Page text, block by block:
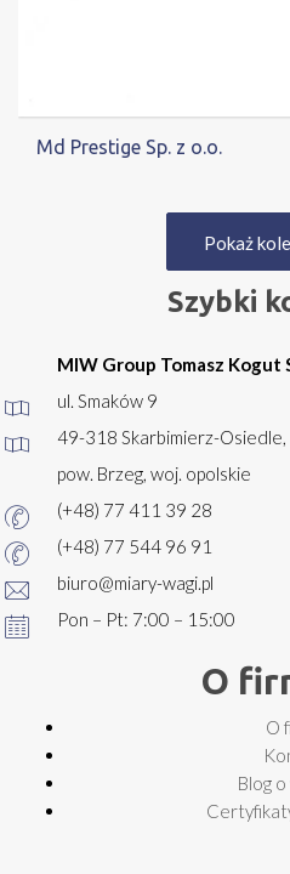
Md Prestige Sp. z o.o.
Pokaż
Szybki
MIW Group Tomasz Kogut
ul. Smaków 9
49-318 Skarbimierz-Osiedle,
pow. Brzeg, woj. opolskie
(+48) 77 411 39 28
(+48) 77 544 96 91
biuro@miary-wagi.pl
Pon – Pt: 7:00 – 15:00
O
O
Blog